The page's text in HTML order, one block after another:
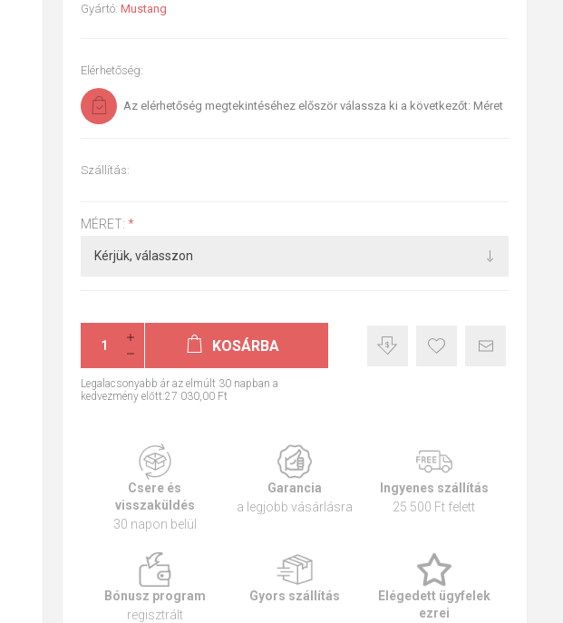
Gyártó: Mustang
Elérhetőség:
Az elérhetőség megtekintéséhez először válassza ki a következőt: Méret
Szállítás:
MÉRET: *
KOSÁRBA
Legalacsonyabb ár az elmúlt 30 napban a
kedvezmény előtt:27 030,00 Ft
Csere és
visszaküldés
30 napon belül
Garancia
a legjobb vásárlásra
Ingyenes szállítás
25 500 Ft felett
Bónusz program
regisztrált
Gyors szállítás
Elégedett ügyfelek
ezrei